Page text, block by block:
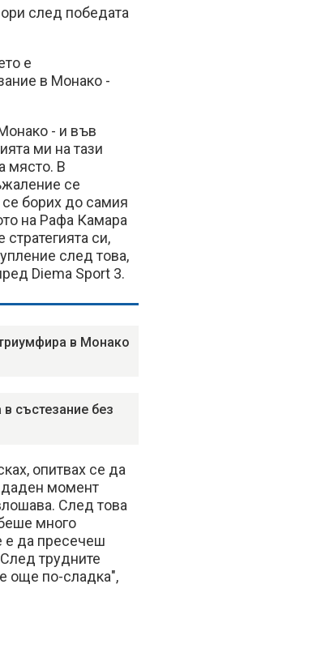
след победата
е
в Монако -
- и във
ми на тази
място. В
се
борих до самия
на Рафа Камара
си,
след това,
Diema Sport 3.
в Монако
състезание без
опитвах се да
даден момент
След това
много
е да пресечеш
трудните
още по-сладка",